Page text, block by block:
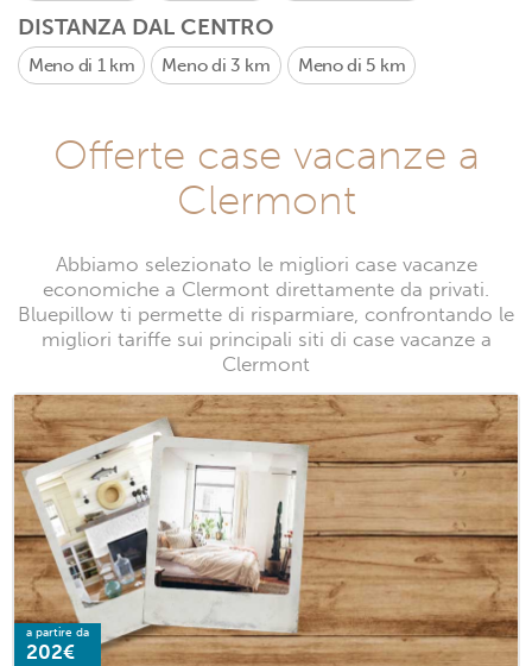
DISTANZA DAL CENTRO
Meno di 1 km Meno di 3 km Meno di 5 km
Offerte case vacanze a
Clermont
Abbiamo selezionato le migliori case vacanze
economiche a Clermont direttamente da privati.
Bluepillow ti permette di risparmiare, confrontando le
migliori tariffe sui principali siti di case vacanze a
Clermont
a partire da
202€